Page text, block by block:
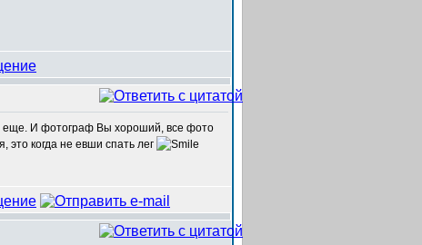
еще. И фотограф Вы хороший, все фото
когда не евши спать лег